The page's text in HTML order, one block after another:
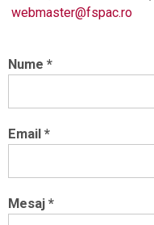
webmaster@fspac.ro
Nume *
Email *
Mesaj *